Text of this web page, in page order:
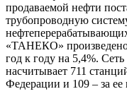
продаваемой нефти
трубопроводную
«ТАНЕКО» произведено
год к году на 5,4%.
насчитывает 711
Федерации и 109 – за